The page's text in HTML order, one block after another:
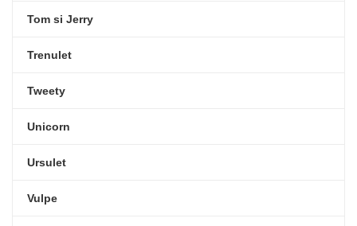
Tom si Jerry
Trenulet
Tweety
Unicorn
Ursulet
Vulpe